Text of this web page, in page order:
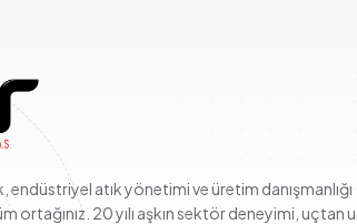
endüstriyel atık yönetimi ve üretim danışmanlığı
ortağınız. 20 yılı aşkın sektör deneyimi, uçtan